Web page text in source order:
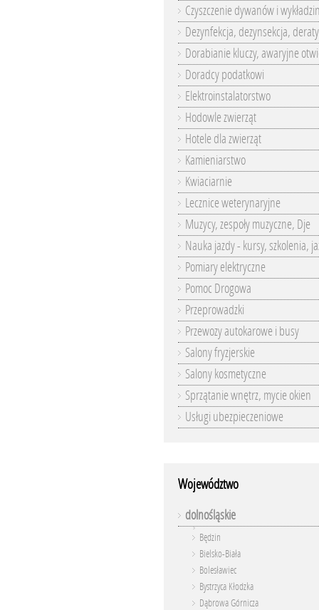
Czyszczenie dywanów i
Dezynfekcja, dezynsekcja,
Dorabianie kluczy, awaryjne
Doradcy podatkowi
Elektroinstalatorstwo
Hodowle zwierząt
Hotele dla zwierząt
Kamieniarstwo
Kwiaciarnie
Lecznice weterynaryjne
Muzycy, zespoły muzyczne, Dje
Nauka jazdy - kursy, szkolenia,
Pomiary elektryczne
Pomoc Drogowa
Przeprowadzki
Przewozy autokarowe i busy
Salony fryzjerskie
Salony kosmetyczne
Sprzątanie wnętrz, mycie okien
Usługi ubezpieczeniowe
Województwo
dolnośląskie
Będzin
Bielsko-Biała
Bolesławiec
Bystrzyca Kłodzka
Dąbrowa Górnicza